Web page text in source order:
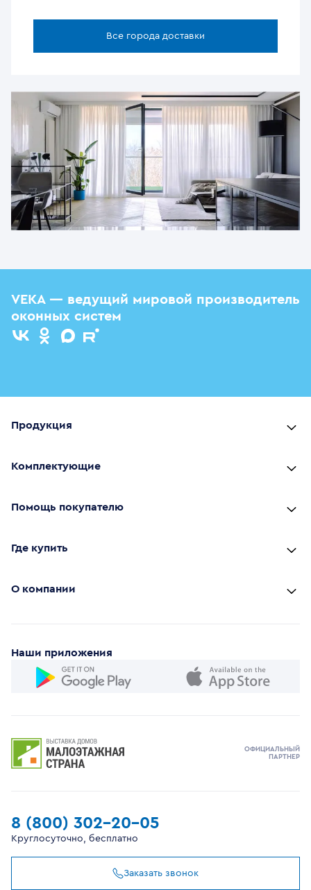
Все города доставки
VEKA — ведущий мировой производитель
оконных систем
Продукция
Комплектующие
Помощь покупателю
Где купить
О компании
Наши приложения
8 (800) 302-20-05
Круглосуточно, бесплатно
Заказать звонок
ОФИЦИАЛЬНЫЙ
ПАРТНЕР